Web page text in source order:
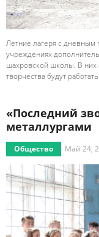
Летние лагеря с дневным
учреждениях
шахровской школы. В них
творчества будут
«Последний
металлургами
Общество Май 24,